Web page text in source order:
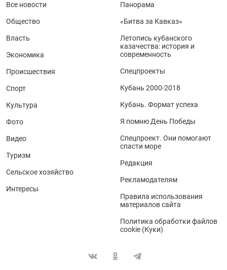
Все новости
Общество
Власть
Экономика
Происшествия
Спорт
Культура
Фото
Видео
Туризм
Сельское хозяйство
Интересы
Панорама
«Битва за Кавказ»
Летопись кубанского
казачества: история и
современность
Спецпроекты
Кубань 2000-2018
Кубань. Формат успеха
Я помню День Победы
Спецпроект. Они помогают
спасти море
Редакция
Рекламодателям
Правила использования
материалов сайта
Политика обработки файлов
cookie (Куки)